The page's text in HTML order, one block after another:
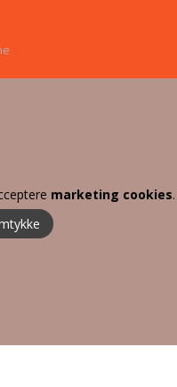
marketing cookies.